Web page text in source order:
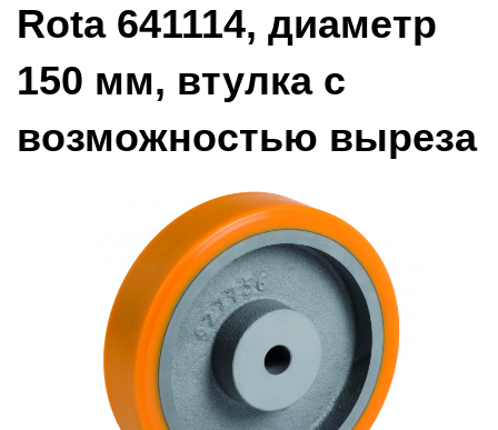
Rota 641114, диаметр
150 мм, втулка с
возможностью выреза